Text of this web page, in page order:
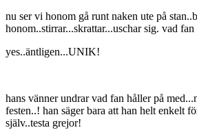
nu ser vi honom gå runt naken ute på
honom..stirrar...skrattar...uschar sig. vad fan
yes..äntligen...UNIK!
hans vänner undrar vad fan håller på
festen..! han säger bara att han helt enkelt
själv..testa grejor!